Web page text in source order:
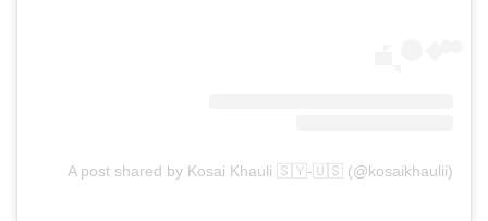
A post shared by Kosai Khauli 🇸🇾-🇺🇸 (@kosaikhaulii)